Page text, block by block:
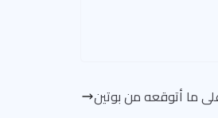
ما أتوقعه من بوتين